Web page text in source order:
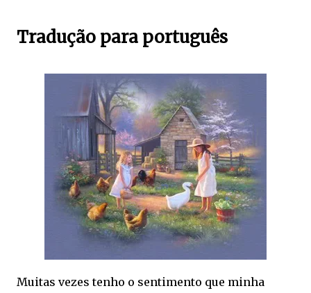
Tradução para português
Muitas vezes tenho o sentimento que minha